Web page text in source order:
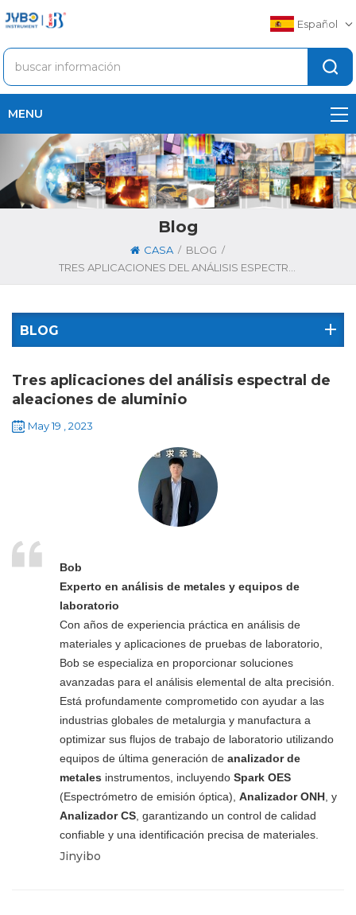
Español
MENU
Blog
CASA / BLOG /
TRES APLICACIONES DEL ANÁLISIS ESPECTRAL DE ALEACIONES DE ALUMINIO
BLOG
Tres aplicaciones del análisis espectral de
aleaciones de aluminio
May 19 , 2023
Bob
Experto en análisis de metales y equipos de
laboratorio
Con años de experiencia práctica en análisis de
materiales y aplicaciones de pruebas de laboratorio,
Bob se especializa en proporcionar soluciones
avanzadas para el análisis elemental de alta precisión.
Está profundamente comprometido con ayudar a las
industrias globales de metalurgia y manufactura a
optimizar sus flujos de trabajo de laboratorio utilizando
equipos de última generación de analizador de
metales instrumentos, incluyendo Spark OES
(Espectrómetro de emisión óptica), Analizador ONH, y
Analizador CS, garantizando un control de calidad
confiable y una identificación precisa de materiales.
Jinyibo